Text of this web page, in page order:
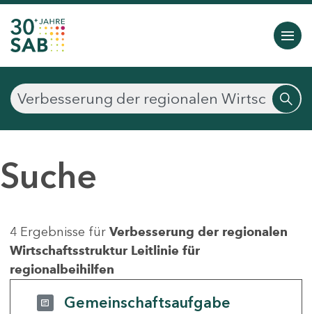
Suche
4 Ergebnisse für Verbesserung der regionalen
Wirtschaftsstruktur Leitlinie für
regionalbeihilfen
Gemeinschaftsaufgabe